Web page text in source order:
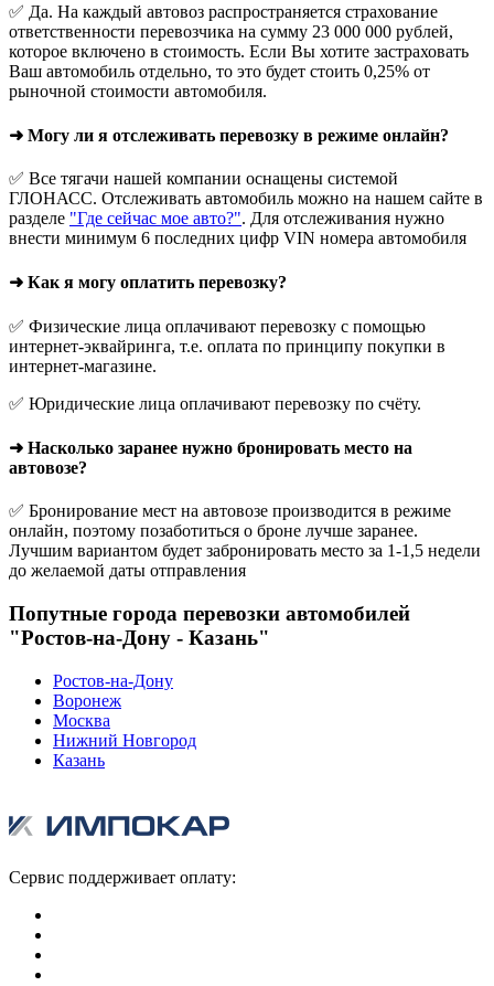
✅ Да. На каждый автовоз распространяется страхование
ответственности перевозчика на сумму 23 000 000 рублей,
которое включено в стоимость. Если Вы хотите застраховать
Ваш автомобиль отдельно, то это будет стоить 0,25% от
рыночной стоимости автомобиля.
➜ Могу ли я отслеживать перевозку в режиме онлайн?
✅ Все тягачи нашей компании оснащены системой
ГЛОНАСС. Отслеживать автомобиль можно на нашем сайте в
разделе "Где сейчас мое авто?". Для отслеживания нужно
внести минимум 6 последних цифр VIN номера автомобиля
➜ Как я могу оплатить перевозку?
✅ Физические лица оплачивают перевозку с помощью
интернет-эквайринга, т.е. оплата по принципу покупки в
интернет-магазине.
✅ Юридические лица оплачивают перевозку по счёту.
➜ Насколько заранее нужно бронировать место на
автовозе?
✅ Бронирование мест на автовозе производится в режиме
онлайн, поэтому позаботиться о броне лучше заранее.
Лучшим вариантом будет забронировать место за 1-1,5 недели
до желаемой даты отправления
Попутные города перевозки автомобилей
"Ростов-на-Дону - Казань"
Ростов-на-Дону
Воронеж
Москва
Нижний Новгород
Казань
Сервис поддерживает оплату: